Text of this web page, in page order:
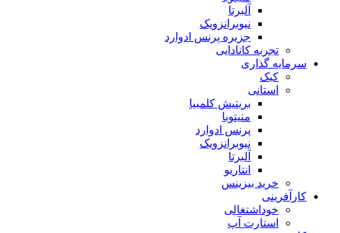
آلبرتا
نیوبرانزویک
جزیره پرنس ادوارد
تجربه کانادایی
سرمایه گذاری
کبک
استانی
بریتیش کلمبیا
منیتوبا
پرنس ادوارد
نیوبرانزویک
آلبرتا
انتاریو
خرید بیزینس
کارآفرینی
خوداشتغالی
استارت آپ